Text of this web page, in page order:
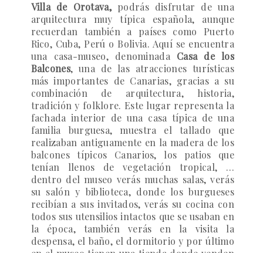
Villa de Orotava, podrás disfrutar de una
arquitectura muy típica española, aunque
recuerdan también a países como Puerto
Rico, Cuba, Perú o Bolivia. Aquí se encuentra
una casa-museo, denominada Casa de los
Balcones, una de las atracciones turísticas
más importantes de Canarias, gracias a su
combinación de arquitectura, historia,
tradición y folklore. Este lugar representa la
fachada interior de una casa típica de una
familia burguesa, muestra el tallado que
realizaban antiguamente en la madera de los
balcones típicos Canarios, los patios que
tenían llenos de vegetación tropical, …
dentro del museo verás muchas salas, verás
su salón y biblioteca, donde los burgueses
recibían a sus invitados, verás su cocina con
todos sus utensilios intactos que se usaban en
la época, también verás en la visita la
despensa, el baño, el dormitorio y por último